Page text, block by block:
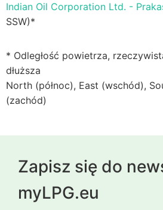
Indian Oil Corporation Ltd. -
SSW)*
* Odległość powietrza,
dłuższa
North (północ), East (wschód),
(zachód)
Zapisz się do
myLPG.eu